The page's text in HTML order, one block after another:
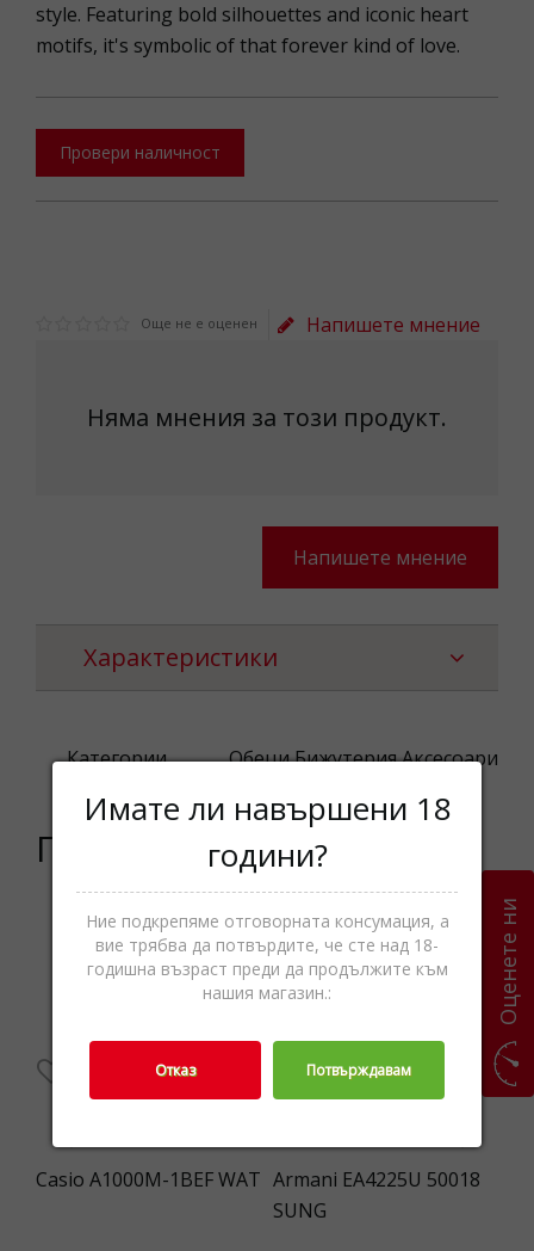
style. Featuring bold silhouettes and iconic heart
motifs, it's symbolic of that forever kind of love.
Провери наличност
Още не е оценен Напишете мнение
Няма мнения за този продукт.
Напишете мнение
Характеристики
Категории Обеци,Бижутерия,Аксесоари
Подобни продукти
Casio A1000M-1BEF WAT
--1%
Armani EA4225U 50018
SUNG
Оценете ни
Имате ли навършени 18
години?
Ние подкрепяме отговорната консумация, а
вие трябва да потвърдите, че сте над 18-
годишна възраст преди да продължите към
нашия магазин.:
Отказ Потвърждавам